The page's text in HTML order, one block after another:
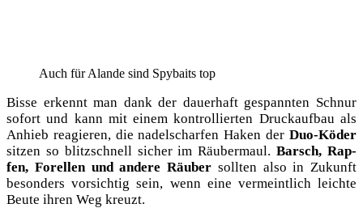
Auch für Alan­de sind Spy­baits top
Bis­se erkennt man dank der dau­er­haft gespann­ten Schnur
sofort und kann mit einem kon­trol­lier­ten Druck­auf­bau als
Anhieb reagie­ren, die nadel­schar­fen Haken der Duo-Köder
sit­zen so blitz­schnell sicher im Räu­ber­maul. Barsch, Rap­
fen, Forel­len und ande­re Räu­ber soll­ten also in Zukunft
beson­ders vor­sich­tig sein, wenn eine ver­meint­lich leich­te
Beu­te ihren Weg kreuzt.